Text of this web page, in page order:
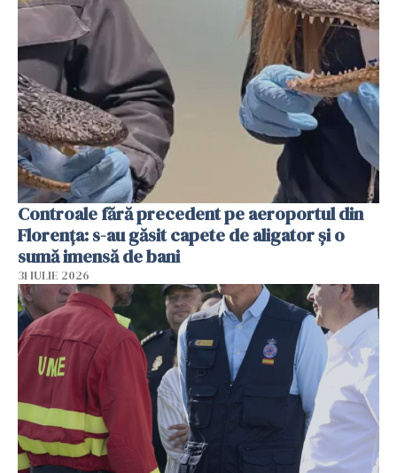
Controale fără precedent pe aeroportul din
Florența: s-au găsit capete de aligator și o
sumă imensă de bani
31 IULIE 2026